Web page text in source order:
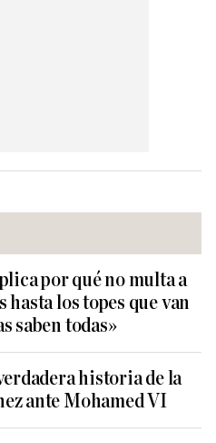
por qué no multa a
hasta los topes que van
saben todas»
historia de la
ante Mohamed VI